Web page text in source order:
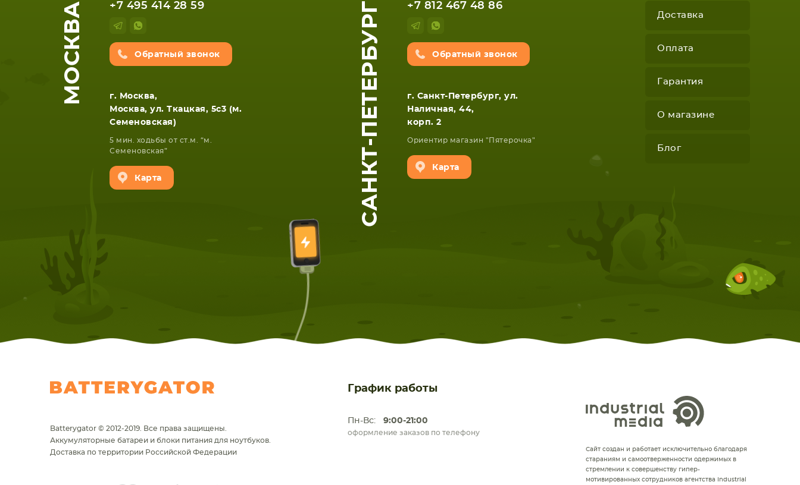
МОСКВА +7 495 414 28 59
Обратный звонок
г. Москва,
Москва, ул. Ткацкая, 5с3 (м.
Семеновская)
5 мин. ходьбы от ст.м. “м.
Семеновская”
Карта САНКТ-ПЕТЕРБУРГ +7 812 467 48 86
Обратный звонок
г. Санкт-Петербург, ул.
Наличная, 44,
корп. 2
Ориентир магазин "Пятерочка"
Карта
Доставка
Оплата
Гарантия
О магазине
Блог
График работы
Пн-Вс: 9:00-21:00
оформление заказов по телефону
Batterygator © 2012-2019. Все права защищены.
Аккумуляторные батареи и блоки питания для ноутбуков.
Доставка по территории Российской Федерации
Сайт создан и работает исключительно благодаря
стараниям и самоотверженности одержимых в
стремлении к совершенству гипер-
мотивированных сотрудников агентства Industrial